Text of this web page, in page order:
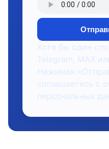
Хотя бы один
Telegram, MAX
Нажимая
соглашаетесь с
персональных